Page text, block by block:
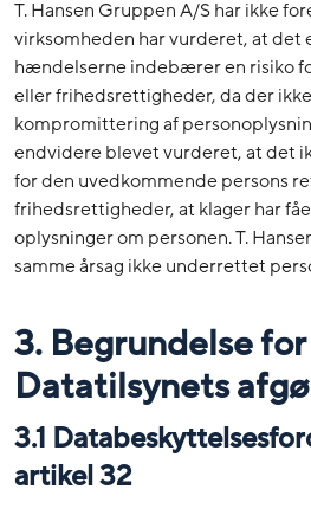
T. Hansen Gruppen A/S har ikke
virksomheden har vurderet, at det
hændelserne indebærer en risiko
eller frihedsrettigheder, da der
kompromittering af
endvidere blevet vurderet, at det
for den uvedkommende persons
frihedsrettigheder, at klager har
oplysninger om personen. T.
samme årsag ikke underrettet
3. Begrundelse for
Datatilsynets
3.1
artikel 32